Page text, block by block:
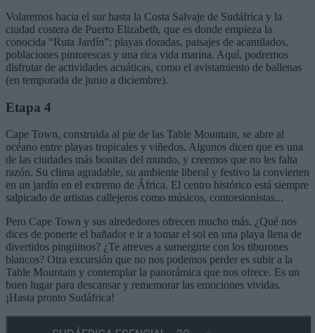
Volaremos hacia el sur hasta la Costa Salvaje de Sudáfrica y la
ciudad costera de Puerto Elizabeth, que es donde empieza la
conocida “Ruta Jardín”: playas doradas, paisajes de acantilados,
poblaciones pintorescas y una rica vida marina. Aquí, podremos
disfrutar de actividades acuáticas, como el avistamiento de ballenas
(en temporada de junio a diciembre).
Etapa 4
Cape Town, construida al pie de las Table Mountain, se abre al
océano entre playas tropicales y viñedos. Algunos dicen que es una
de las ciudades más bonitas del mundo, y creemos que no les falta
razón. Su clima agradable, su ambiente liberal y festivo la convierten
en un jardín en el extremo de África. El centro histórico está siempre
salpicado de artistas callejeros como músicos, contorsionistas...
Pero Cape Town y sus alrededores ofrecen mucho más. ¿Qué nos
dices de ponerte el bañador e ir a tomar el sol en una playa llena de
divertidos pingüinos? ¿Te atreves a sumergirte con los tiburones
blancos? Otra excursión que no nos podemos perder es subir a la
Table Mountain y contemplar la panorámica que nos ofrece. Es un
buen lugar para descansar y rememorar las emociones vividas.
¡Hasta pronto Sudáfrica!